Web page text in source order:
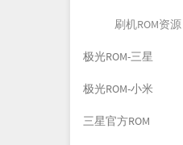
刷机ROM资源
极光ROM-三星
极光ROM-小米
三星官方ROM